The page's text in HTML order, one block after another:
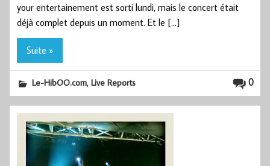
your entertainement est sorti lundi, mais le concert était
déjà complet depuis un moment. Et le […]
Suite »
0
Le-HibOO.com,Live Reports